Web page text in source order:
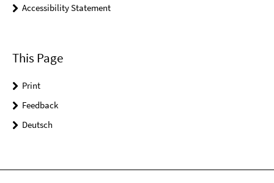
Accessibility Statement
This Page
Print
Feedback
Deutsch